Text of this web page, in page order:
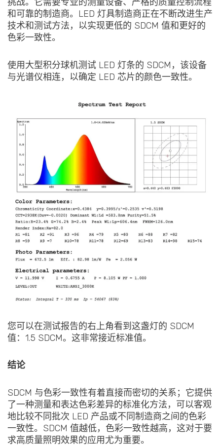
和可靠的制造商。LED 灯具制造商正在不断改进生产
技术和测试方法，以实现更低的 SDCM 值和更好的
色彩一致性。
使用大型积分球机测试 LED 灯条的 SDCM，该设备
与光谱仪相连，以确定 LED 芯片的颜色一致性。
您可以在测试报告的右上角看到这盏灯的 SDCM
值：1.5 SDCM。这非常接近标准值。
结论
SDCM 与色彩一致性有着直接而密切的关系；它提供
了一种测量和表达色彩差异的标准化方法，可以客观
地比较不同批次 LED 产品或不同制造商之间的色彩
一致性。SDCM 值越低，色彩一致性越高，这对于要
求高质量照明效果的应用尤为重要。